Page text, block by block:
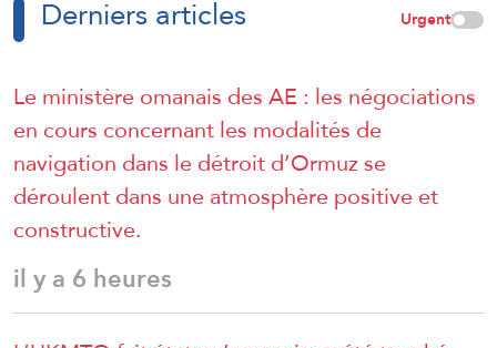
Derniers articles Urgent
Le ministère omanais des AE : les négociations
en cours concernant les modalités de
navigation dans le détroit d’Ormuz se
déroulent dans une atmosphère positive et
constructive.
il y a 6 heures